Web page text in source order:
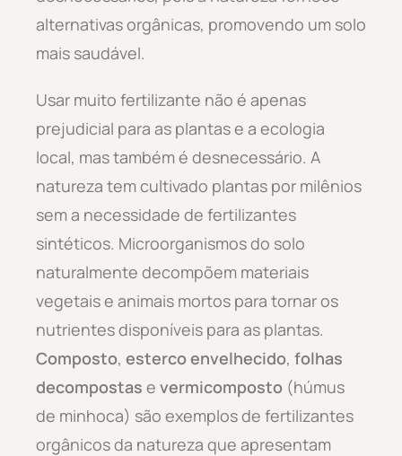
alternativas orgânicas, promovendo um solo
mais saudável.
Usar muito fertilizante não é apenas
prejudicial para as plantas e a ecologia
local, mas também é desnecessário. A
natureza tem cultivado plantas por milênios
sem a necessidade de fertilizantes
sintéticos. Microorganismos do solo
naturalmente decompõem materiais
vegetais e animais mortos para tornar os
nutrientes disponíveis para as plantas.
Composto, esterco envelhecido, folhas
decompostas e vermicomposto (húmus
de minhoca) são exemplos de fertilizantes
orgânicos da natureza que apresentam